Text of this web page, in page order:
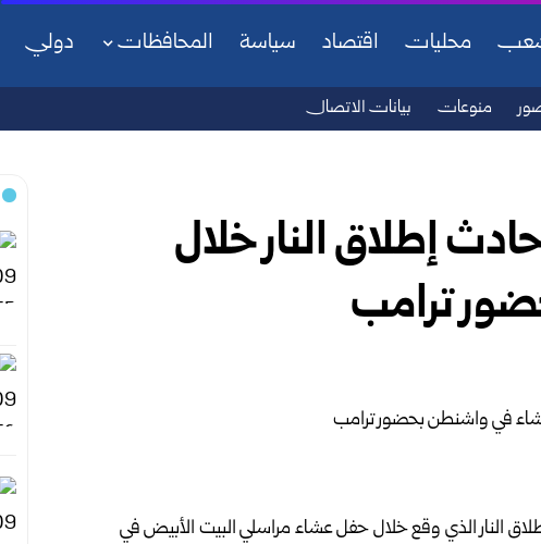
محليات اقتصاد سياسة المحافظات دولي
منوعات بيانات الاتصال
إطلاق النار خلال
ترامب
النار الذي وقع خلال حفل عشاء مراسلي البيت الأبيض في